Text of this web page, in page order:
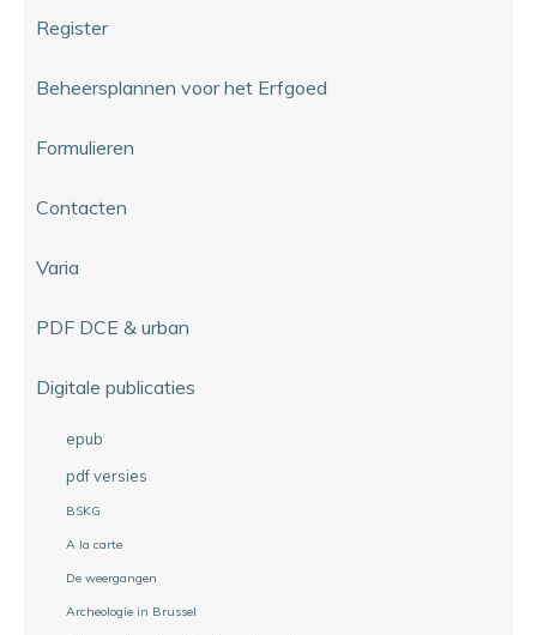
Register
Beheersplannen voor het Erfgoed
Formulieren
Contacten
Varia
PDF DCE & urban
Digitale publicaties
epub
pdf versies
BSKG
A la carte
De weergangen
Archeologie in Brussel